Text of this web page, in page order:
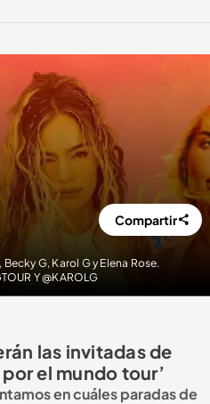
G, Karol G y Elena Rose.
Y @KAROLG
Compartir
las invitadas de
el mundo tour’
en cuáles paradas de